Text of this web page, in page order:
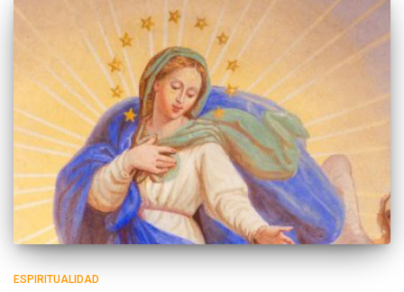
ESPIRITUALIDAD